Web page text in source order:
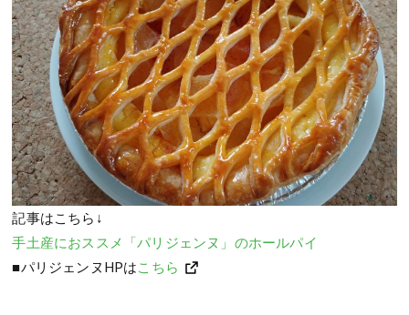
記事はこちら↓
手土産におススメ「パリジェンヌ」のホールパイ
■パリジェンヌHPは こちら